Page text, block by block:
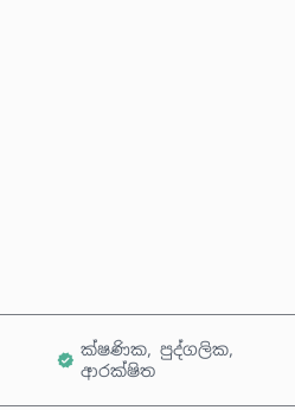
ක්ෂණික, පුද්ගලික,
ආරක්ෂිත